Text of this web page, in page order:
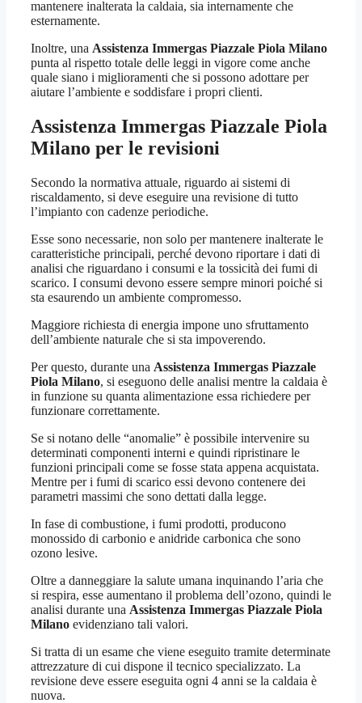
mantenere inalterata la caldaia, sia internamente che
esternamente.
Inoltre, una Assistenza Immergas Piazzale Piola Milano
punta al rispetto totale delle leggi in vigore come anche
quale siano i miglioramenti che si possono adottare per
aiutare l’ambiente e soddisfare i propri clienti.
Assistenza Immergas Piazzale Piola
Milano per le revisioni
Secondo la normativa attuale, riguardo ai sistemi di
riscaldamento, si deve eseguire una revisione di tutto
l’impianto con cadenze periodiche.
Esse sono necessarie, non solo per mantenere inalterate le
caratteristiche principali, perché devono riportare i dati di
analisi che riguardano i consumi e la tossicità dei fumi di
scarico. I consumi devono essere sempre minori poiché si
sta esaurendo un ambiente compromesso.
Maggiore richiesta di energia impone uno sfruttamento
dell’ambiente naturale che si sta impoverendo.
Per questo, durante una Assistenza Immergas Piazzale
Piola Milano, si eseguono delle analisi mentre la caldaia è
in funzione su quanta alimentazione essa richiedere per
funzionare correttamente.
Se si notano delle “anomalie” è possibile intervenire su
determinati componenti interni e quindi ripristinare le
funzioni principali come se fosse stata appena acquistata.
Mentre per i fumi di scarico essi devono contenere dei
parametri massimi che sono dettati dalla legge.
In fase di combustione, i fumi prodotti, producono
monossido di carbonio e anidride carbonica che sono
ozono lesive.
Oltre a danneggiare la salute umana inquinando l’aria che
si respira, esse aumentano il problema dell’ozono, quindi le
analisi durante una Assistenza Immergas Piazzale Piola
Milano evidenziano tali valori.
Si tratta di un esame che viene eseguito tramite determinate
attrezzature di cui dispone il tecnico specializzato. La
revisione deve essere eseguita ogni 4 anni se la caldaia è
nuova.